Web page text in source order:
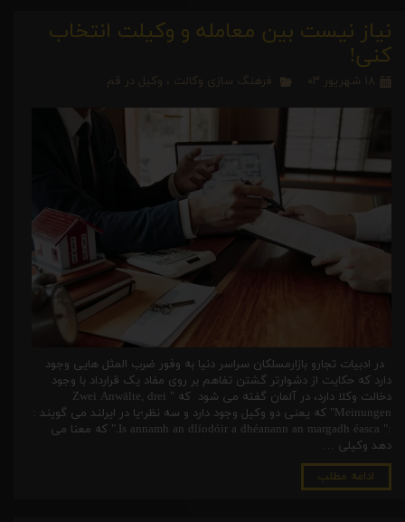
نیاز نیست بین معامله و وکیلت انتخاب
کنی!
۱۸ شهریور ۰۳ فرهنگ سازی وکالت ، وکیل در قم
در ادبیات تجارو بازارمسلکان سراسر دنیا به وفور ضرب المثل هایی وجود
دارد که حکایت از دشوارتر گشتن تفاهم بر روی مفاد یک قرارداد با وجود
دخالت وکلا دارد، در آلمان گفته می شود که " Zwei Anwälte, drei
Meinungen" که یعنی دو وکیل وجود دارد و سه نظر؛یا در ایرلند می گویند :
:" Is annamh an dlíodóir a dhéanann an margadh éasca." که معنا می
دهد وکیلی …
ادامه مطلب